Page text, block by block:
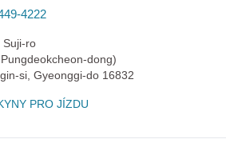
4222
Suji-ro
dong)
si Gyeonggi-do 16832
PRO JÍZDU